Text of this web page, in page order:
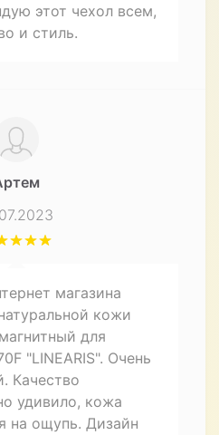
этот чехол всем,
и стиль.
магазина
кожи
для
"LINEARIS". Очень
Качество
удивило, кожа
на ощупь. Дизайн